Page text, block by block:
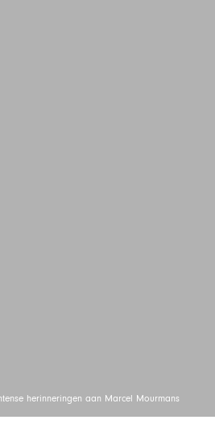
herinneringen aan Marcel Mourmans